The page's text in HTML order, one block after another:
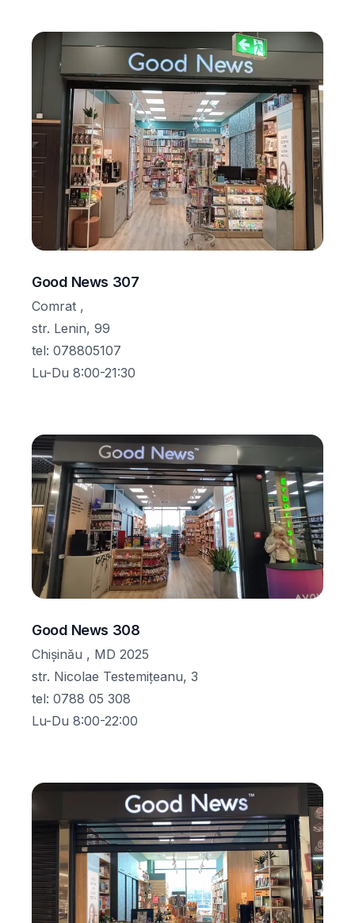
Good News 307
Comrat ,
str. Lenin, 99
tel: 078805107
Lu-Du 8:00-21:30
Good News 308
Chișinău , MD 2025
str. Nicolae Testemițeanu, 3
tel: 0788 05 308
Lu-Du 8:00-22:00